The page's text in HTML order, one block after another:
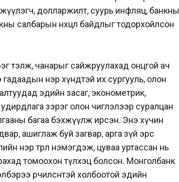
долларжилт, суурь инфляц, банкны
салбарын нөхцөл байдлыг тодорхойлсон
тэлж, чанарыг сайжруулахад онцгой ач
гадаадын нэр хүндтэй их сургууль, олон
эдийн засаг, эконометрик,
удирдлага зэрэг олон чиглэлээр суралцан
багаа бэхжүүлж ирсэн. Энэ хүчин
ашиглаж буй загвар, арга зүй эрс
нэр төрөл нэмэгдэж, цуваа уртассан нь
томоохон түлхэц болсон. Монголбанк
өөрчилсөнтэй холбоотой эдийн